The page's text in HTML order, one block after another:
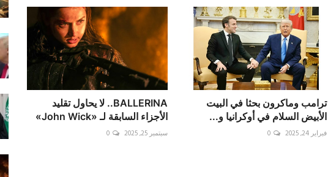
ترامب وماكرون بحثا في البيت
الأبيض السلام في أوكرانيا و...
فبراير 24, 2025 0
BALLERINA.. لا يحاول تقليد
الأجزاء السابقة لـ «John Wick»
سبتمبر 25, 2025 0